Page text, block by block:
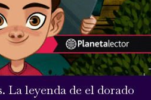
La leyenda de el dorado